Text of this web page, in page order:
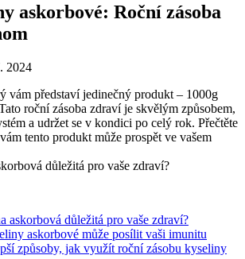
askorbové: Roční zásoba
2024
vám představí jedinečný produkt – 1000g
roční zásoba zdraví je skvělým způsobem,
a udržet se v kondici po celý rok. Přečtěte
tento produkt může prospět ve vašem
askorbová důležitá pro vaše zdraví?
askorbové může posílit vaši imunitu
způsoby, jak využít roční zásobu kyseliny